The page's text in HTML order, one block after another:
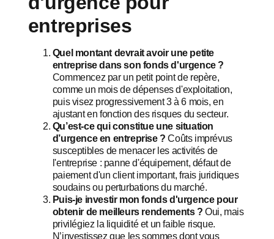
entreprises
Quel montant devrait avoir une petite
entreprise dans son fonds d'urgence ?
Commencez par un petit point de repère,
comme un mois de dépenses d'exploitation,
puis visez progressivement 3 à 6 mois, en
ajustant en fonction des risques du secteur.
Qu’est-ce qui constitue une situation
d’urgence en entreprise ?Coûts imprévus
susceptibles de menacer les activités de
l'entreprise : panne d'équipement, défaut de
paiement d'un client important, frais juridiques
soudains ou perturbations du marché.
Puis-je investir mon fonds d'urgence pour
obtenir de meilleurs rendements ?Oui, mais
privilégiez la liquidité et un faible risque.
N’investissez que les sommes dont vous